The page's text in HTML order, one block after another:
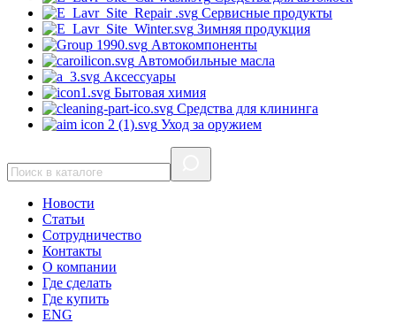
Сервисные продукты
Зимняя продукция
Автокомпоненты
Автомобильные масла
Аксессуары
Бытовая химия
Средства для клининга
Уход за оружием
Новости
Статьи
Сотрудничество
Контакты
О компании
Где сделать
Где купить
ENG